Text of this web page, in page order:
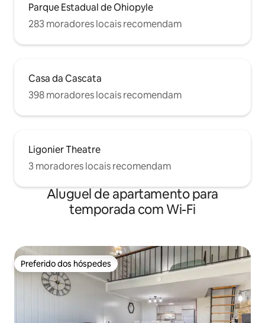
Parque Estadual de Ohiopyle
283 moradores locais recomendam
Casa da Cascata
398 moradores locais recomendam
Ligonier Theatre
3 moradores locais recomendam
Aluguel de apartamento para
temporada com Wi-Fi
Preferido dos hóspedes
Preferido dos hóspedes